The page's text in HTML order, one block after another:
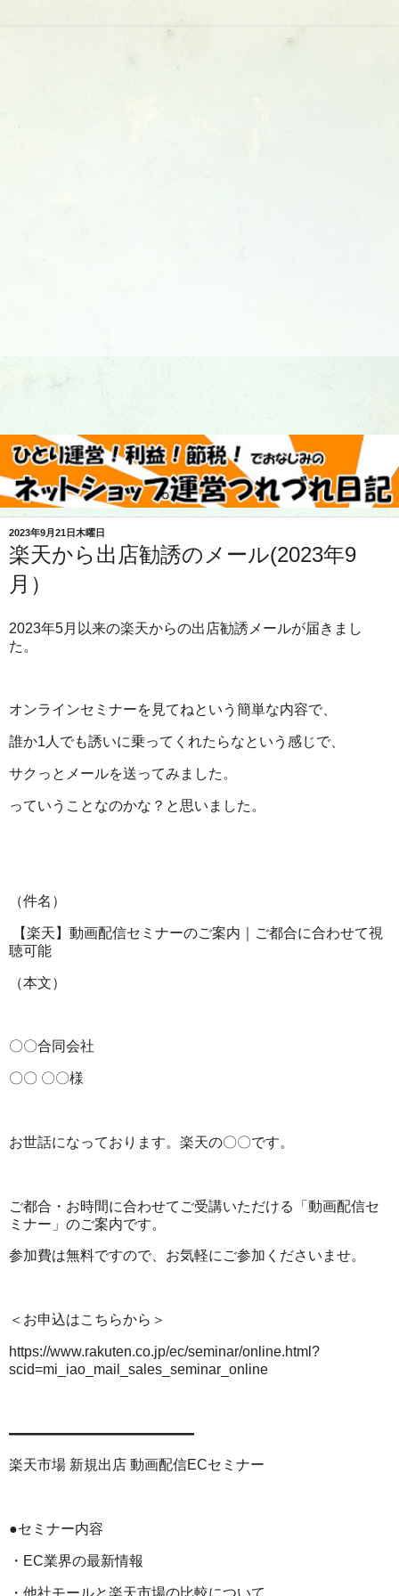
2023年9月21日木曜日
楽天から出店勧誘のメール(2023年9
月）
2023年5月以来の楽天からの出店勧誘メールが届きまし
た。
オンラインセミナーを見てねという簡単な内容で、
誰か1人でも誘いに乗ってくれたらなという感じで、
サクっとメールを送ってみました。
っていうことなのかな？と思いました。
（件名）
【楽天】動画配信セミナーのご案内｜ご都合に合わせて視
聴可能
（本文）
〇〇合同会社
〇〇 〇〇様
お世話になっております。楽天の〇〇です。
ご都合・お時間に合わせてご受講いただける「動画配信セ
ミナー」のご案内です。
参加費は無料ですので、お気軽にご参加くださいませ。
＜お申込はこちらから＞
https://www.rakuten.co.jp/ec/seminar/online.html?
scid=mi_iao_mail_sales_seminar_online
━━━━━━━━━━━━━
楽天市場 新規出店 動画配信ECセミナー
●セミナー内容
・EC業界の最新情報
・他社モールと楽天市場の比較について